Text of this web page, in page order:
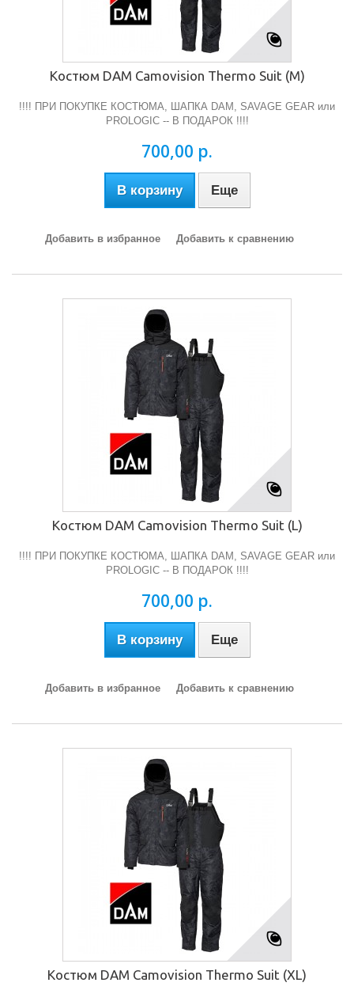
Костюм DAM Camovision Thermo Suit (M)
!!!! ПРИ ПОКУПКЕ КОСТЮМА, ШАПКА DAM, SAVAGE GEAR или
PROLOGIC -- В ПОДАРОК !!!!
700,00 р.
В корзину Еще
Добавить в избранное Добавить к сравнению
Костюм DAM Camovision Thermo Suit (L)
!!!! ПРИ ПОКУПКЕ КОСТЮМА, ШАПКА DAM, SAVAGE GEAR или
PROLOGIC -- В ПОДАРОК !!!!
700,00 р.
В корзину Еще
Добавить в избранное Добавить к сравнению
Костюм DAM Camovision Thermo Suit (XL)